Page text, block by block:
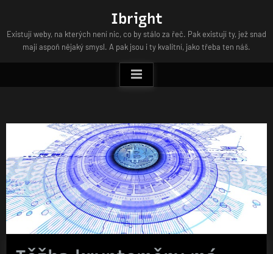
content
Ibright
Existují weby, na kterých není nic, co by stálo za řeč. Pak existují ty, jež snad
mají aspoň nějaký smysl. A pak jsou i ty kvalitní, jako třeba ten náš.